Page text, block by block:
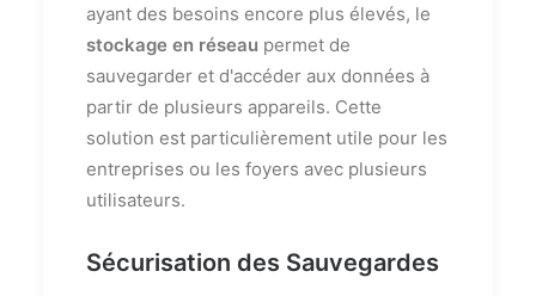
ayant des besoins encore plus élevés, le
stockage en réseau permet de
sauvegarder et d'accéder aux données à
partir de plusieurs appareils. Cette
solution est particulièrement utile pour les
entreprises ou les foyers avec plusieurs
utilisateurs.
Sécurisation des Sauvegardes